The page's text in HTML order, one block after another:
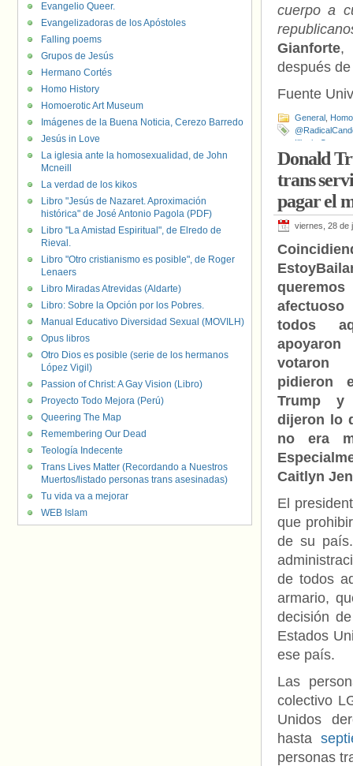
cuerpo a
Gianforte,
después
Fuente
General
Illinois
Donald
trans
pagar el
viernes, 28 de
todos
pidieron
Trump
dijeron lo
no era
Caitlyn
El
que
de su
de todos
armario,
decisión
Estados
ese país.
Las
colectivo
Unidos
hasta
personas
Evangelio Queer.
Evangelizadoras de los Apóstoles
Falling poems
Grupos de Jesús
Hermano Cortés
Homo History
Homoerotic Art Museum
Imágenes de la Buena Noticia, Cerezo Barredo
Jesús in Love
La iglesia ante la homosexualidad, de John
Mcneill
La verdad de los kikos
Libro "Jesús de Nazaret. Aproximación
histórica" de José Antonio Pagola (PDF)
Libro "La Amistad Espiritual", de Elredo de
Rieval.
Libro "Otro cristianismo es posible", de Roger
Lenaers
Libro Miradas Atrevidas (Aldarte)
Libro: Sobre la Opción por los Pobres.
Manual Educativo Diversidad Sexual (MOVILH)
Opus libros
Otro Dios es posible (serie de los hermanos
López Vigil)
Passion of Christ: A Gay Vision (Libro)
Proyecto Todo Mejora (Perú)
Queering The Map
Remembering Our Dead
Teología Indecente
Trans Lives Matter (Recordando a Nuestros
Muertos/listado personas trans asesinadas)
Tu vida va a mejorar
WEB Islam